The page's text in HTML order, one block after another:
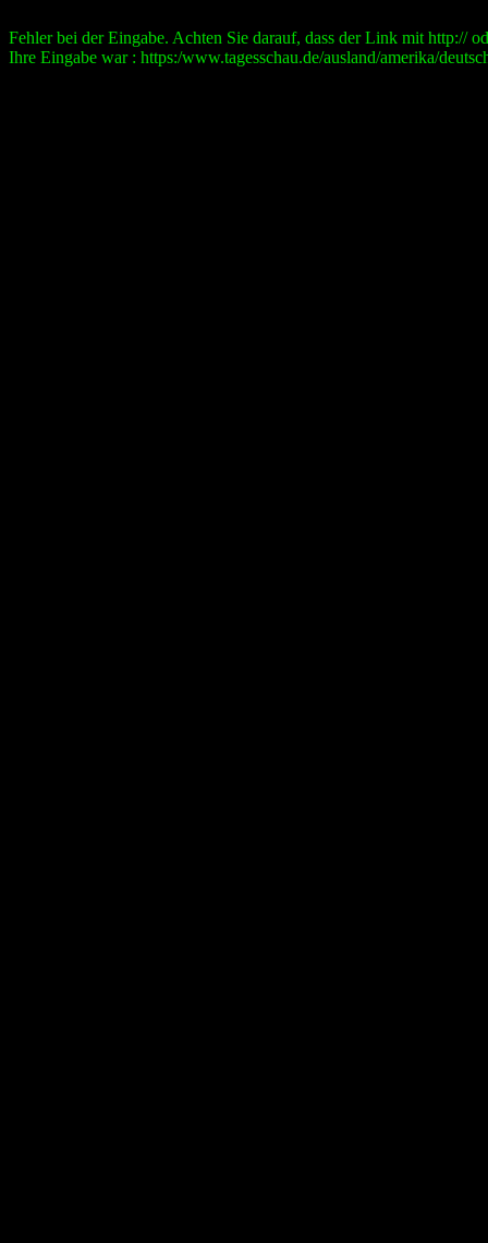
Fehler bei der Eingabe. Achten Sie darauf, dass der Link mit http://
Ihre Eingabe war : https:/www.tagesschau.de/ausland/amerika/